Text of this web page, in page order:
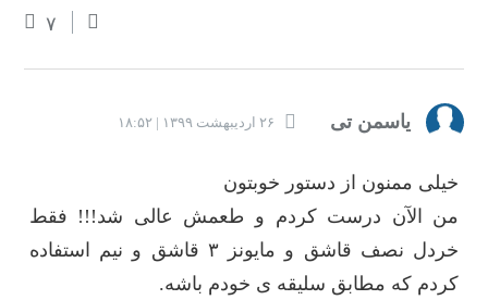
۷
یاسمن تی ۲۶ اردیبهشت ۱۳۹۹ | ۱۸:۵۲
خیلی ممنون از دستور خوبتون
من الآن درست کردم و طعمش عالی شد!!! فقط
خردل نصف قاشق و مایونز ۳ قاشق و نیم استفاده
کردم که مطابق سلیقه ی خودم باشه.